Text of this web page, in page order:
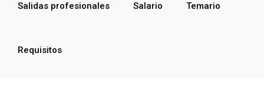
Salidas profesionales Salario Temario
Requisitos